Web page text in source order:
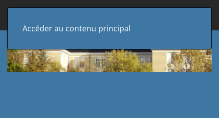
Accéder au contenu principal